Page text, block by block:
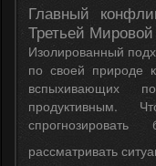
Главный
Третьей Мировой
Изолированный
по своей природе
вспыхивающих
продуктивным.
рассматривать